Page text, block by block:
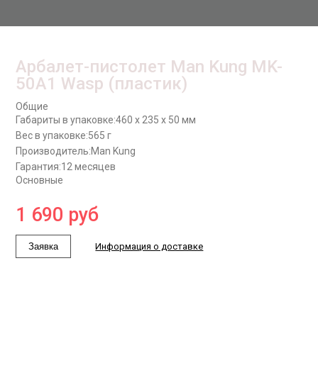
Арбалет-пистолет Man Kung MK-
50A1 Wasp (пластик)
Общие
Габариты в упаковке:460 x 235 x 50 мм
Вес в упаковке:565 г
Производитель:Man Kung
Гарантия:12 месяцев
Основные
1 690 руб
Заявка Информация о доставке